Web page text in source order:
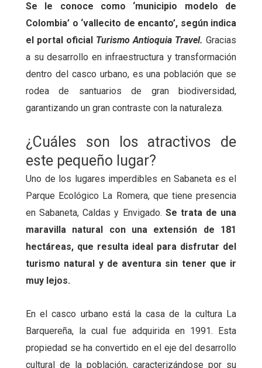
Se le conoce como ‘municipio modelo de
Colombia’ o ‘vallecito de encanto’, según indica
el portal oficial Turismo Antioquia Travel. Gracias
a su desarrollo en infraestructura y transformación
dentro del casco urbano, es una población que se
rodea de santuarios de gran biodiversidad,
garantizando un gran contraste con la naturaleza.
¿Cuáles son los atractivos de
este pequeño lugar?
Uno de los lugares imperdibles en Sabaneta es el
Parque Ecológico La Romera, que tiene presencia
en Sabaneta, Caldas y Envigado. Se trata de una
maravilla natural con una extensión de 181
hectáreas, que resulta ideal para disfrutar del
turismo natural y de aventura sin tener que ir
muy lejos.
En el casco urbano está la casa de la cultura La
Barquereña, la cual fue adquirida en 1991. Esta
propiedad se ha convertido en el eje del desarrollo
cultural de la población, caracterizándose por su